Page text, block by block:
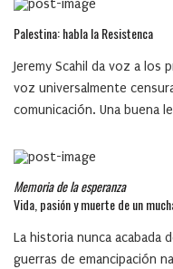
Palestina: habla la Resistenca
Jeremy Scahil da voz a los
voz universalmente
comunicación. Una buena
Memoria de la esperanza
Vida, pasión y muerte de un
La historia nunca acabada
guerras de emancipación